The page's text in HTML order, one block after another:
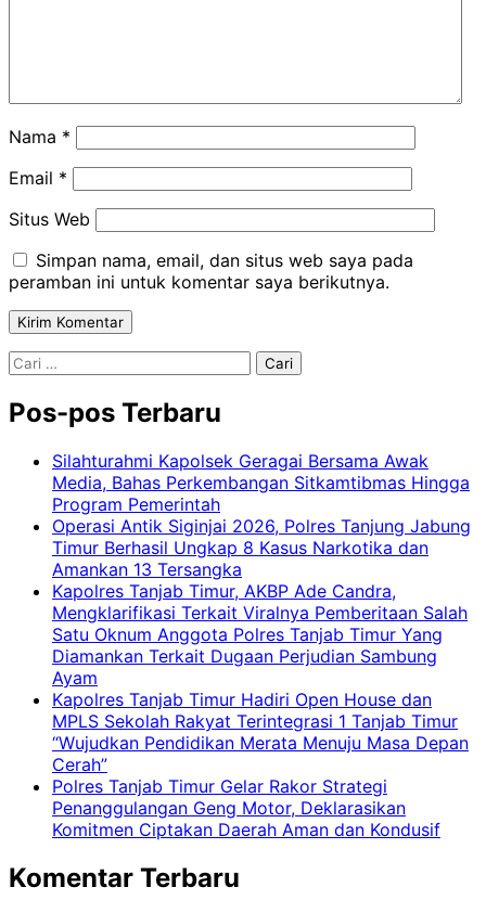
Nama *
Email *
Situs Web
Simpan nama, email, dan situs web saya pada
peramban ini untuk komentar saya berikutnya.
Cari
Pos-pos Terbaru
Silahturahmi Kapolsek Geragai Bersama Awak
Media, Bahas Perkembangan Sitkamtibmas Hingga
Program Pemerintah
Operasi Antik Siginjai 2026, Polres Tanjung Jabung
Timur Berhasil Ungkap 8 Kasus Narkotika dan
Amankan 13 Tersangka
Kapolres Tanjab Timur, AKBP Ade Candra,
Mengklarifikasi Terkait Viralnya Pemberitaan Salah
Satu Oknum Anggota Polres Tanjab Timur Yang
Diamankan Terkait Dugaan Perjudian Sambung
Ayam
Kapolres Tanjab Timur Hadiri Open House dan
MPLS Sekolah Rakyat Terintegrasi 1 Tanjab Timur
“Wujudkan Pendidikan Merata Menuju Masa Depan
Cerah”
Polres Tanjab Timur Gelar Rakor Strategi
Penanggulangan Geng Motor, Deklarasikan
Komitmen Ciptakan Daerah Aman dan Kondusif
Komentar Terbaru